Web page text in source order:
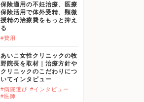
保険適用の不妊治療、医療
保険活用で体外受精、顕微
授精の治療費をもっと抑え
る
#費用
あいこ女性クリニックの牧
野院長を取材｜治療方針や
クリニックのこだわりにつ
いてインタビュー
#病院選び #インタビュー
#医師